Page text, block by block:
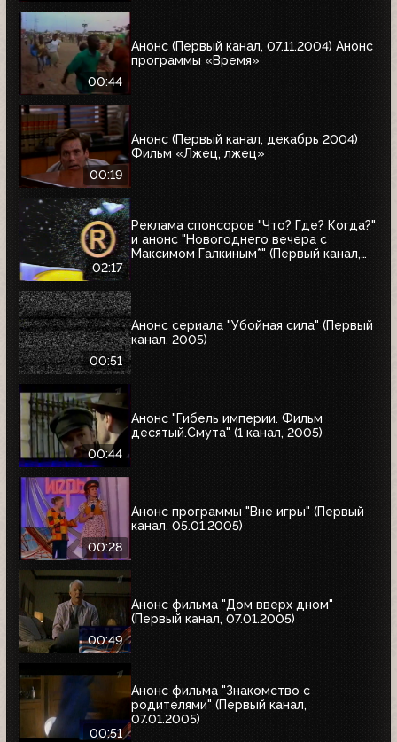
00:44
Анонс (Первый канал, 07.11.2004) Анонс
программы «Время»
00:19
Анонс (Первый канал, декабрь 2004)
Фильм «Лжец, лжец»
02:17
Реклама спонсоров "Что? Где? Когда?"
и анонс "Новогоднего вечера с
Максимом Галкиным*" (Первый канал,
00:51
Анонс сериала "Убойная сила" (Первый
канал, 2005)
00:44
Анонс "Гибель империи. Фильм
десятый.Смута" (1 канал, 2005)
00:28
Анонс программы "Вне игры" (Первый
канал, 05.01.2005)
00:49
Анонс фильма "Дом вверх дном"
(Первый канал, 07.01.2005)
00:51
Анонс фильма "Знакомство с
родителями" (Первый канал,
07.01.2005)